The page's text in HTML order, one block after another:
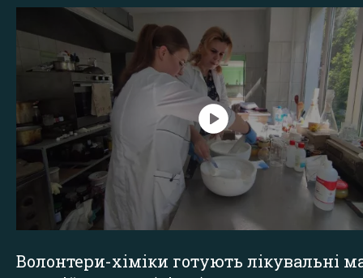
Волонтери-хіміки готують лікувальні